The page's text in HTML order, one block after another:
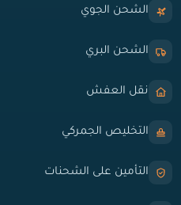
الشحن الجوي
الشحن البري
نقل العفش
التخليص الجمركي
التأمين على الشحنات